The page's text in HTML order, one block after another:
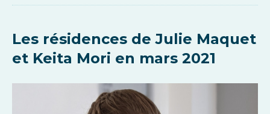
Les résidences de Julie Maquet
et Keita Mori en mars 2021